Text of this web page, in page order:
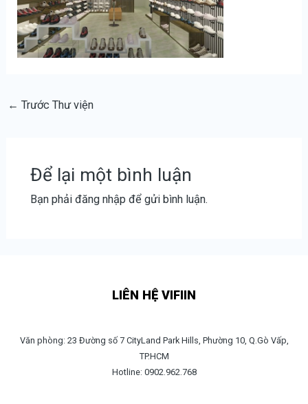
← Trước Thư viện
Để lại một bình luận
Bạn phải đăng nhậpđể gửi bình luận.
LIÊN HỆ VIFIIN
Văn phòng: 23 Đường số 7 CityLand Park Hills, Phường 10, Q.Gò Vấp,
TP.HCM
Hotline: 0902.962.768